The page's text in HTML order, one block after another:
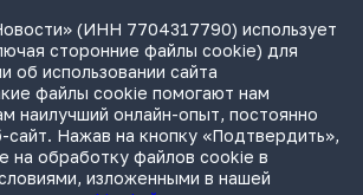
применять для фиксации нарушений
приговорили к 12 годам по делу
(ИНН 7704317790) использует
сторонние файлы cookie) для
об использовании сайта
файлы cookie помогают нам
наилучший онлайн-опыт, постоянно
сайт. Нажав на кнопку «Подтвердить»,
на обработку файлов cookie в
изложенными в нашей